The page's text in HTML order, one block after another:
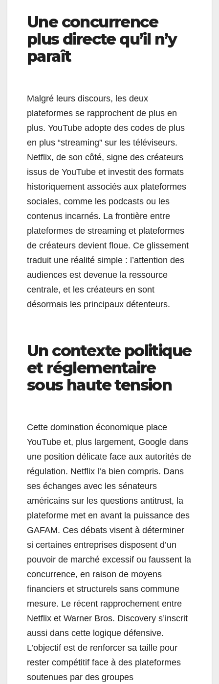
Une concurrence
plus directe qu’il n’y
paraît
Malgré leurs discours, les deux
plateformes se rapprochent de plus en
plus. YouTube adopte des codes de plus
en plus “streaming” sur les téléviseurs.
Netflix, de son côté, signe des créateurs
issus de YouTube et investit des formats
historiquement associés aux plateformes
sociales, comme les podcasts ou les
contenus incarnés. La frontière entre
plateformes de streaming et plateformes
de créateurs devient floue. Ce glissement
traduit une réalité simple : l’attention des
audiences est devenue la ressource
centrale, et les créateurs en sont
désormais les principaux détenteurs.
Un contexte politique
et réglementaire
sous haute tension
Cette domination économique place
YouTube et, plus largement, Google dans
une position délicate face aux autorités de
régulation. Netflix l’a bien compris. Dans
ses échanges avec les sénateurs
américains sur les questions antitrust, la
plateforme met en avant la puissance des
GAFAM. Ces débats visent à déterminer
si certaines entreprises disposent d’un
pouvoir de marché excessif ou faussent la
concurrence, en raison de moyens
financiers et structurels sans commune
mesure. Le récent rapprochement entre
Netflix et Warner Bros. Discovery s’inscrit
aussi dans cette logique défensive.
L’objectif est de renforcer sa taille pour
rester compétitif face à des plateformes
soutenues par des groupes